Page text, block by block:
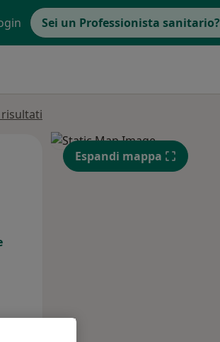
Sei un Professionista sanitario?
Mer, Gio,
13 Ago
Espandi mappa